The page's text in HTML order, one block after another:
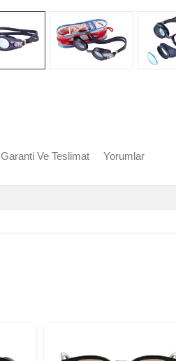
Garanti Ve Teslimat Yorumlar